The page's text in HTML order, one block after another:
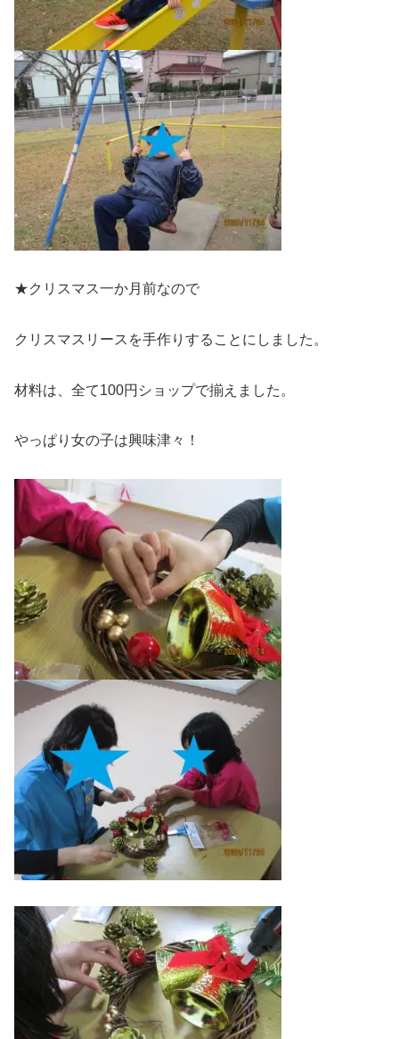
★クリスマス一か月前なので
クリスマスリースを手作りすることにしました。
材料は、全て100円ショップで揃えました。
やっぱり女の子は興味津々！